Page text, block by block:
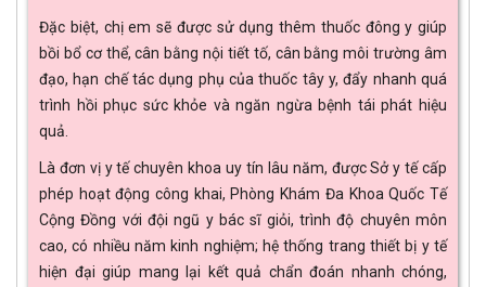
Đặc biệt, chị em sẽ được sử dụng thêm thuốc đông y giúp
bồi bổ cơ thể, cân bằng nội tiết tố, cân bằng môi trường âm
đạo, hạn chế tác dụng phụ của thuốc tây y, đẩy nhanh quá
trình hồi phục sức khỏe và ngăn ngừa bệnh tái phát hiệu
quả.
Là đơn vị y tế chuyên khoa uy tín lâu năm, được Sở y tế cấp
phép hoạt động công khai, Phòng Khám Đa Khoa Quốc Tế
Cộng Đồng với đội ngũ y bác sĩ giỏi, trình độ chuyên môn
cao, có nhiều năm kinh nghiệm; hệ thống trang thiết bị y tế
hiện đại giúp mang lại kết quả chẩn đoán nhanh chóng,